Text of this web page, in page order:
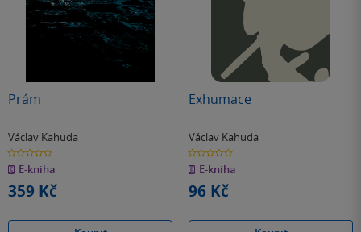
Prám
Václav Kahuda
0.0
z
5
hvězdiček
E-kniha
359 Kč
Exhumace
Václav Kahuda
0.0
z
5
hvězdiček
E-kniha
96 Kč